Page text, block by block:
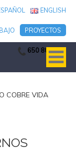
ENGLISH
PROYECTOS
650 806 753
COBRE VIDA